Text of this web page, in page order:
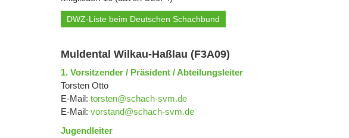
DWZ-Liste beim Deutschen Schachbund
Muldental Wilkau-Haßlau (F3A09)
1. Vorsitzender / Präsident / Abteilungsleiter
Torsten Otto
E-Mail: torsten@schach-svm.de
E-Mail: vorstand@schach-svm.de
Jugendleiter